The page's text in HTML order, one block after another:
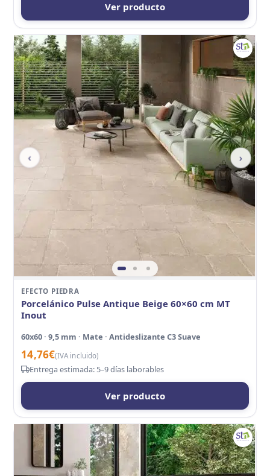
Ver producto
‹ ›
EFECTO PIEDRA
Porcelánico Pulse Antique Beige 60×60 cm MT
Inout
60x60 · 9,5 mm · Mate · Antideslizante C3 Suave
14,76€(IVA incluido)
Entrega estimada: 5–9 días laborables
Ver producto